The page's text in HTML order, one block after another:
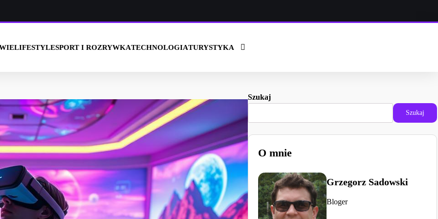
LIFESTYLESPORT I ROZRYWKATECHNOLOGIATURYSTYKA
Szukaj
Szukaj
O mnie
Grzegorz Sadowski
Bloger